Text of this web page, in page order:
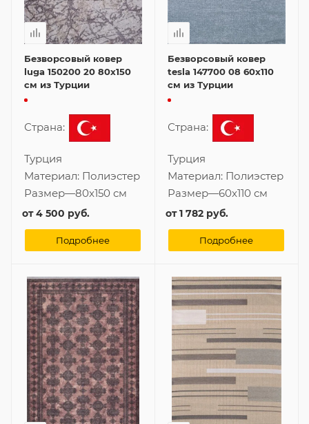
Безворсовый ковер
luga 150200 20 80x150
см из Турции
Страна:
Турция
Материал: Полиэстер
Размер—80x150 см
от4 500 руб.
Подробнее
Безворсовый ковер
tesla 147700 08 60x110
см из Турции
Страна:
Турция
Материал: Полиэстер
Размер—60x110 см
от1 782 руб.
Подробнее